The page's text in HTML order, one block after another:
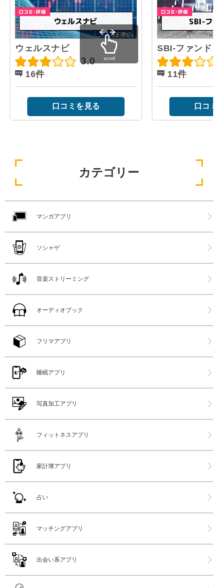
ウェルスナビ
3.0
16件
口コミを見る
SBI-ファンド
11件
口コ
scroll
カテゴリー
マンガアプリ
ソシャゲ
音楽ストリーミング
オーディオブック
フリマアプリ
睡眠アプリ
写真加工アプリ
フィットネスアプリ
家計簿アプリ
占い
マッチングアプリ
出会い系アプリ